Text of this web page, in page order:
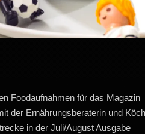
Foodaufnahmen für das Magazin
der Ernährungsberaterin und
in der Juli/August Ausgabe